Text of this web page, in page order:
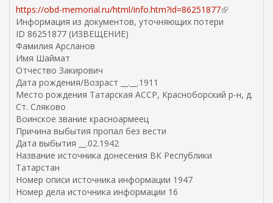
https://obd-memorial.ru/html/info.htm?id=86251877(
в
я
Информация из документов, уточняющих потери
ID 86251877 (ИЗВЕЩЕНИЕ)
Фамилия Арсланов
Имя Шаймат
Отчество Закирович
Дата рождения/Возраст __.__.1911
Место рождения Татарская АССР, Красноборский р-н, д.
Ст. Сляково
Воинское звание красноармеец
Причина выбытия пропал без вести
Дата выбытия __.02.1942
Название источника донесения ВК Республики
Татарстан
Номер описи источника информации 1947
Номер дела источника информации 16